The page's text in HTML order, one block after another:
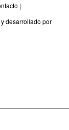
|
desarrollado por